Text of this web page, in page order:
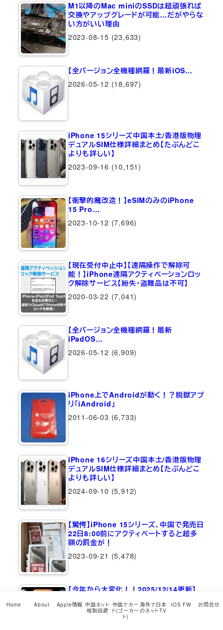
M1以降のMac miniのSSDは超頑張れば
交換やアップグレードが可能…だがやらな
い方がいい理由
2023-08-15 (23,633)
【全バージョン全機種網羅！最新iOS…
2026-05-12 (18,697)
iPhone 15シリーズ中国本土/香港版物理
デュアルSIM仕様詳細まとめ【たぶんどこ
よりも詳しい】
2023-09-16 (10,151)
【衝撃的魔改造！】eSIMのみのiPhone
15 Pro…
2023-10-12 (7,696)
【現在受付中止中】【遠隔操作で解除可
能！】iPhone遠隔アクティベーションロッ
ク解除サービス【紛失・盗難品は不可】
2020-03-22 (7,041)
【全バージョン全機種網羅！最新
iPadOS…
2026-05-12 (6,909)
iPhone上でAndroidが動く！？脱獄アプ
リ「iAndroid」
2011-06-03 (6,733)
iPhone 16シリーズ中国本土/香港版物理
デュアルSIM仕様詳細まとめ【たぶんどこ
よりも詳しい】
2024-09-10 (5,912)
【驚愕】iPhone 15シリーズ、中国で発売日
22日8:00前にアクティベートすると超多
額の罰金が！
2023-09-21 (5,478)
【今年から大変化！！2025/12/14更新】
2025-09-10 (5,209)
Home About Apple情報 中国ネット
規制回避
中国でカー
ト(ゴーカー
ト)
海外で日本
のネットTV
iOS FW お問合せ